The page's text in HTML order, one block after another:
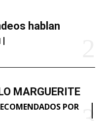
hablan
MARGUERITE
POR